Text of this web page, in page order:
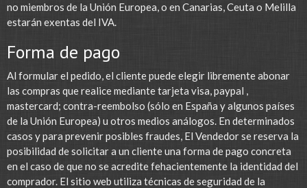
no miembros de la Unión Europea, o en Canarias, Ceuta o Melilla
estarán exentas del IVA.
Forma de pago
Al formular el pedido, el cliente puede elegir libremente abonar
las compras que realice mediante tarjeta visa, paypal ,
mastercard; contra-reembolso (sólo en España y algunos países
de la Unión Europea) u otros medios análogos. En determinados
casos y para prevenir posibles fraudes, El Vendedor se reserva la
posibilidad de solicitar a un cliente una forma de pago concreta
en el caso de que no se acredite fehacientemente la identidad del
comprador. El sitio web utiliza técnicas de seguridad de la